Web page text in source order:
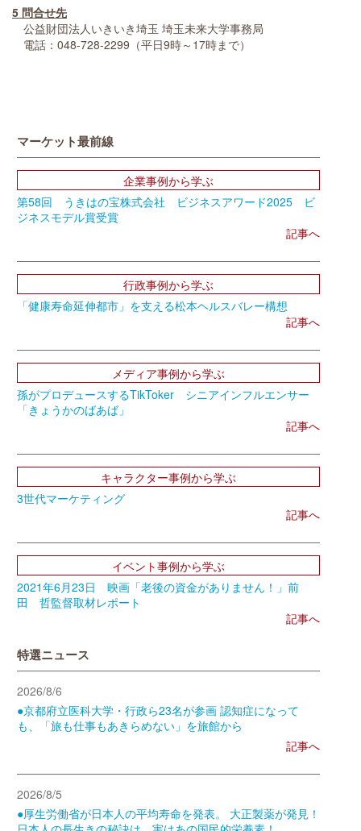
5 問合せ先
公益財団法人いきいき埼玉 埼玉未来大学事務局
電話：048-728-2299（平日9時～17時まで）
マーケット最前線
企業事例から学ぶ
第58回 うきはの宝株式会社 ビジネスアワード2025 ビ
ジネスモデル賞受賞
記事へ
行政事例から学ぶ
「健康寿命延伸都市」を支える松本ヘルスバレー構想
記事へ
メディア事例から学ぶ
孫がプロデュースするTikToker シニアインフルエンサー
「きょうかのばあば」
記事へ
キャラクター事例から学ぶ
3世代マーケティング
記事へ
イベント事例から学ぶ
2021年6月23日 映画「老後の資金がありません！」前
田 哲監督取材レポート
記事へ
特選ニュース
2026/8/6
●京都府立医科大学・行政ら23名が参画 認知症になって
も、「旅も仕事もあきらめない」を旅館から
記事へ
2026/8/5
●厚生労働省が日本人の平均寿命を発表。 大正製薬が発見！